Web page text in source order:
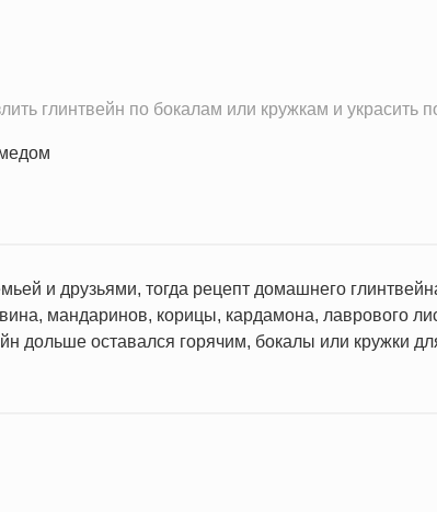
глинтвейн по бокалам или кружкам и украсить
и друзьями, тогда рецепт домашнего
мандаринов, корицы, кардамона, лаврового
дольше оставался горячим, бокалы или кружки